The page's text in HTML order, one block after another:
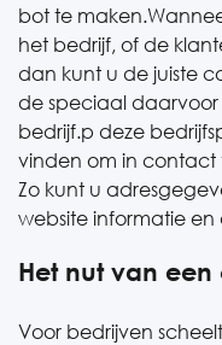
​​bot te
het bedrijf, of de
dan kunt u de juiste
de speciaal
bedrijf.p deze
vinden om in contact
Zo kunt u
website informatie
Het nut van
Voor bedrijven